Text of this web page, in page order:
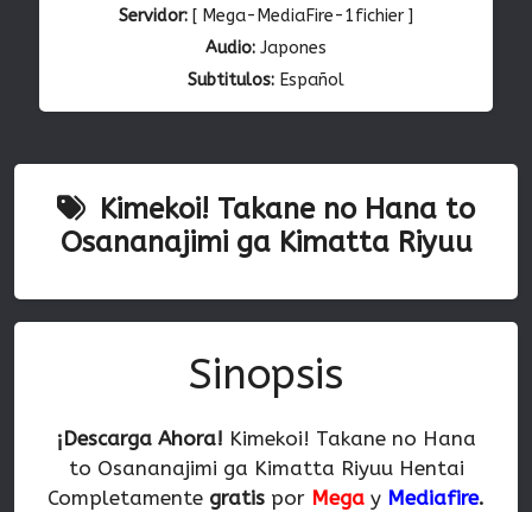
Servidor: [ Mega-MediaFire-1fichier ]
Audio: Japones
Subtitulos: Español
Kimekoi! Takane no Hana to
Osananajimi ga Kimatta Riyuu
Sinopsis
¡Descarga Ahora! Kimekoi! Takane no Hana
to Osananajimi ga Kimatta Riyuu Hentai
Completamente gratis por Mega y Mediafire.